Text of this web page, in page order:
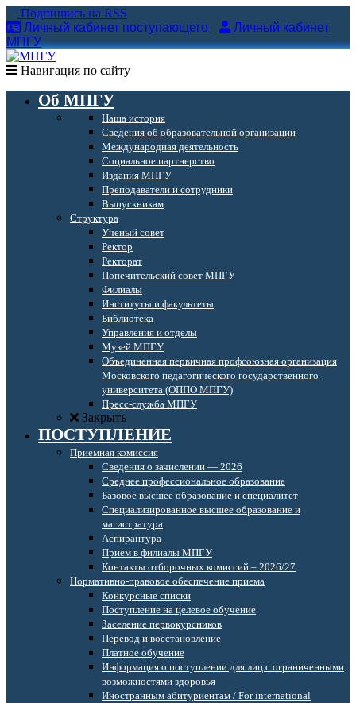
Подпишись на RSS
Личный кабинет поступающего
Личный кабинет
МПГУ
Навигация по сайту
Об МПГУ
Наша история
Сведения об образовательной организации
Международная деятельность
Социальное партнерство
Издания МПГУ
Преподаватели и сотрудники
Выпускникам
Структура
Ученый совет
Ректор
Ректорат
Попечительский совет МПГУ
Филиалы
Институты и факультеты
Библиотека
Управления и отделы
Музей МПГУ
Объединенная первичная профсоюзная организация
Московского педагогического государственного
университета (ОППО МПГУ)
Пресс-служба МПГУ
Закрыть
ПОСТУПЛЕНИЕ
Приемная комиссия
Сведения о зачислении — 2026
Среднее профессиональное образование
Базовое высшее образование и специалитет
Специализированное высшее образование и
магистратура
Аспирантура
Прием в филиалы МПГУ
Контакты отборочных комиссий – 2026/27
Нормативно-правовое обеспечение приема
Конкурсные списки
Поступление на целевое обучение
Заселение первокурсников
Перевод и восстановление
Платное обучение
Информация о поступлении для лиц с ограниченными
возможностями здоровья
Иностранным абитуриентам / For international